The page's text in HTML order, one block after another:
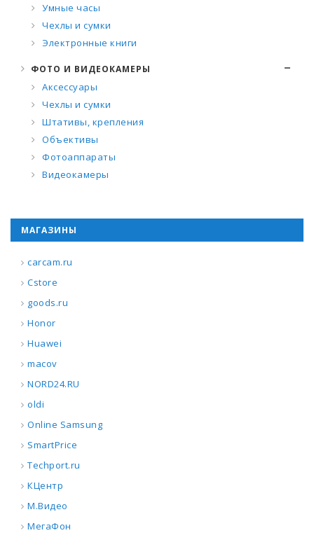
Умные часы
Чехлы и сумки
Электронные книги
ФОТО И ВИДЕОКАМЕРЫ
Аксессуары
Чехлы и сумки
Штативы, крепления
Объективы
Фотоаппараты
Видеокамеры
МАГАЗИНЫ
carcam.ru
Cstore
goods.ru
Honor
Huawei
macov
NORD24.RU
oldi
Online Samsung
SmartPrice
Techport.ru
КЦентр
М.Видео
МегаФон